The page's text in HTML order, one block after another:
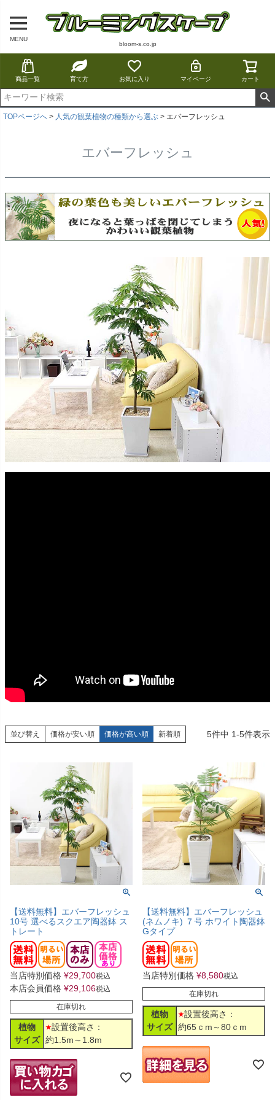
MENU
bloom-s.co.jp
商品一覧 育て方 お気に入り マイページ カート
TOPページへ 人気の観葉植物の種類から選ぶ エバーフレッシュ
エバーフレッシュ
並び替え 価格が安い順 価格が高い順 新着順 5件中 1-5件表示
【送料無料】エバーフレッシュ
10号 選べるスクエア陶器鉢 ス
トレート
当店特別価格 ¥29,700税込
本店会員価格 ¥29,106税込
在庫切れ
植物
サイズ
設置後高さ：
約1.5m～1.8m
【送料無料】エバーフレッシュ
(ネムノキ) ７号 ホワイト陶器鉢
Gタイプ
当店特別価格 ¥8,580税込
在庫切れ
植物
サイズ
設置後高さ：
約65ｃm～80ｃm